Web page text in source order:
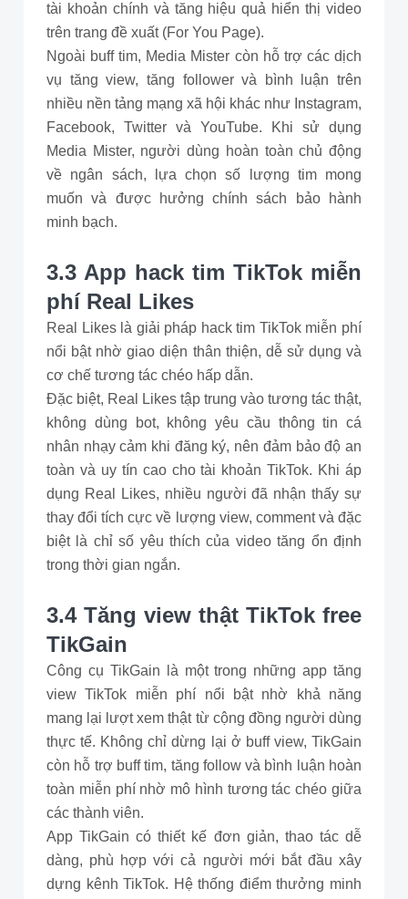
tài khoản chính và tăng hiệu quả hiển thị video
trên trang đề xuất (For You Page).
Ngoài buff tim, Media Mister còn hỗ trợ các dịch
vụ tăng view, tăng follower và bình luận trên
nhiều nền tảng mạng xã hội khác như Instagram,
Facebook, Twitter và YouTube. Khi sử dụng
Media Mister, người dùng hoàn toàn chủ động
về ngân sách, lựa chọn số lượng tim mong
muốn và được hưởng chính sách bảo hành
minh bạch.
3.3 App hack tim TikTok miễn
phí Real Likes
Real Likes là giải pháp hack tim TikTok miễn phí
nổi bật nhờ giao diện thân thiện, dễ sử dụng và
cơ chế tương tác chéo hấp dẫn.
Đặc biệt, Real Likes tập trung vào tương tác thật,
không dùng bot, không yêu cầu thông tin cá
nhân nhạy cảm khi đăng ký, nên đảm bảo độ an
toàn và uy tín cao cho tài khoản TikTok. Khi áp
dụng Real Likes, nhiều người đã nhận thấy sự
thay đổi tích cực về lượng view, comment và đặc
biệt là chỉ số yêu thích của video tăng ổn định
trong thời gian ngắn.
3.4 Tăng view thật TikTok free
TikGain
Công cụ TikGain là một trong những app tăng
view TikTok miễn phí nổi bật nhờ khả năng
mang lại lượt xem thật từ cộng đồng người dùng
thực tế. Không chỉ dừng lại ở buff view, TikGain
còn hỗ trợ buff tim, tăng follow và bình luận hoàn
toàn miễn phí nhờ mô hình tương tác chéo giữa
các thành viên.
App TikGain có thiết kế đơn giản, thao tác dễ
dàng, phù hợp với cả người mới bắt đầu xây
dựng kênh TikTok. Hệ thống điểm thưởng minh